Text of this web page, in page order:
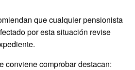
que cualquier pensionista
por esta situación revise
conviene comprobar destacan: